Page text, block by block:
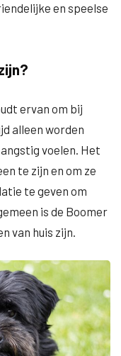
en speelse
ervan om bij
alleen worden
voelen. Het
te zijn en om ze
te geven om
is de Boomer
van huis zijn.